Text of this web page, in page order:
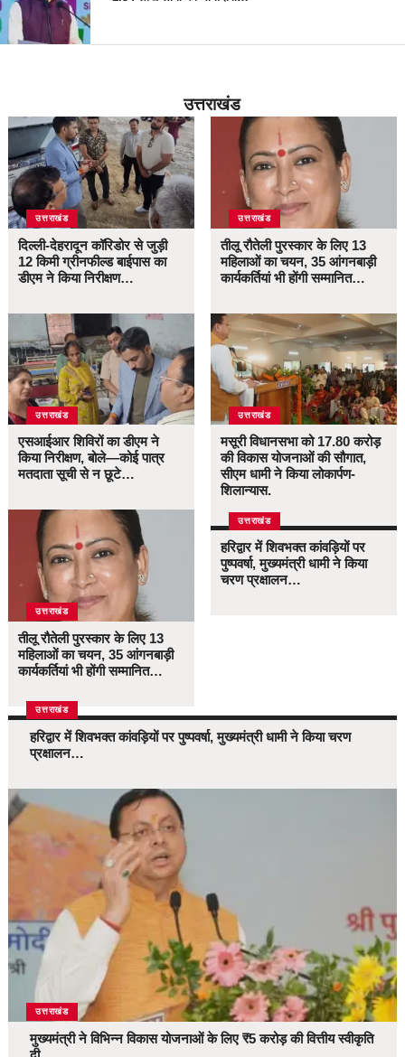
उत्तराखंड
उत्तराखंड
दिल्ली-देहरादून कॉरिडोर से जुड़ी
12 किमी ग्रीनफील्ड बाईपास का
डीएम ने किया निरीक्षण…
उत्तराखंड
एसआईआर शिविरों का डीएम ने
किया निरीक्षण, बोले—कोई पात्र
मतदाता सूची से न छूटे…
उत्तराखंड
तीलू रौतेली पुरस्कार के लिए 13
महिलाओं का चयन, 35 आंगनबाड़ी
कार्यकर्तियां भी होंगी सम्मानित…
उत्तराखंड
तीलू रौतेली पुरस्कार के लिए 13
महिलाओं का चयन, 35 आंगनबाड़ी
कार्यकर्तियां भी होंगी सम्मानित…
उत्तराखंड
मसूरी विधानसभा को 17.80 करोड़
की विकास योजनाओं की सौगात,
सीएम धामी ने किया लोकार्पण-
शिलान्यास.
उत्तराखंड
हरिद्वार में शिवभक्त कांवड़ियों पर
पुष्पवर्षा, मुख्यमंत्री धामी ने किया
चरण प्रक्षालन…
उत्तराखंड
हरिद्वार में शिवभक्त कांवड़ियों पर पुष्पवर्षा, मुख्यमंत्री धामी ने किया चरण
प्रक्षालन…
उत्तराखंड
मुख्यमंत्री ने विभिन्न विकास योजनाओं के लिए ₹5 करोड़ की वित्तीय स्वीकृति